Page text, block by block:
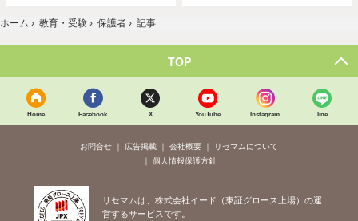
ホーム › 教育・受験 › 保護者 › 記事
TOP
Home Facebook X YouTube Instagram line
お問合せ 広告掲載 会社概要
リセマムについて
個人情報保護方針
リセマムは、株式会社イード（東証グロース上場）の運
営するサービスです。